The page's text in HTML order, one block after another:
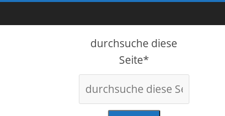
durchsuche diese
Seite*